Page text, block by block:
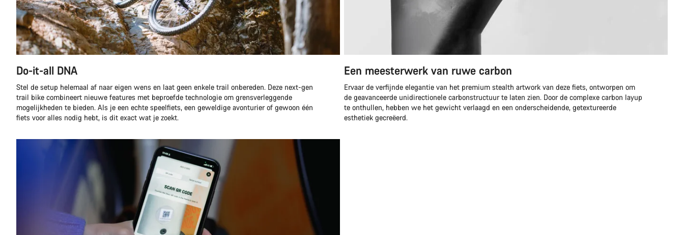
Do-it-all DNA
Stel de setup helemaal af naar eigen wens en laat geen enkele trail onbereden. Deze next-gen
trail bike combineert nieuwe features met beproefde technologie om grensverleggende
mogelijkheden te bieden. Als je een echte speelfiets, een geweldige avonturier of gewoon één
fiets voor alles nodig hebt, is dit exact wat je zoekt.
Een meesterwerk van ruwe carbon
Ervaar de verfijnde elegantie van het premium stealth artwork van deze fiets, ontworpen om
de geavanceerde unidirectionele carbonstructuur te laten zien. Door de complexe carbon layup
te onthullen, hebben we het gewicht verlaagd en een onderscheidende, getextureerde
esthetiek gecreëerd.